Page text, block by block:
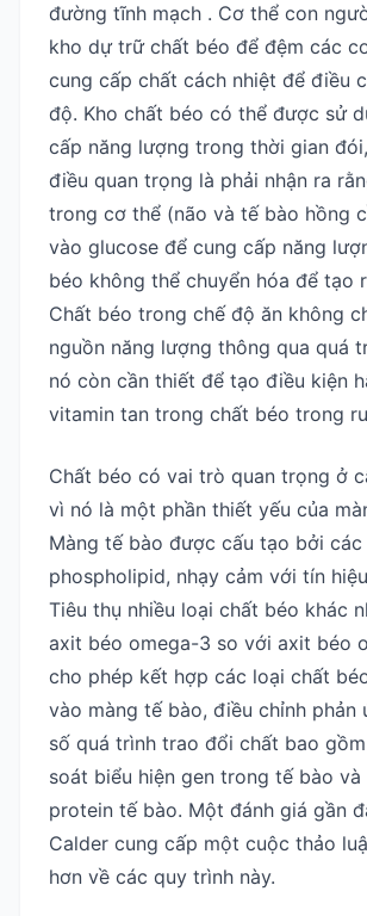
đường tĩnh mạch . Cơ thể con
kho dự trữ chất béo để đệm các
cung cấp chất cách nhiệt để điều
độ. Kho chất béo có thể được sử
cấp năng lượng trong thời gian
điều quan trọng là phải nhận ra
trong cơ thể (não và tế bào hồng
vào glucose để cung cấp năng
béo không thể chuyển hóa để tạo
Chất béo trong chế độ ăn không
nguồn năng lượng thông qua quá
nó còn cần thiết để tạo điều kiện
vitamin tan trong chất béo trong
Chất béo có vai trò quan trọng ở
vì nó là một phần thiết yếu của
Màng tế bào được cấu tạo bởi các
phospholipid, nhạy cảm với tín
Tiêu thụ nhiều loại chất béo khác
axit béo omega-3 so với axit béo
cho phép kết hợp các loại chất
vào màng tế bào, điều chỉnh phản
số quá trình trao đổi chất bao
soát biểu hiện gen trong tế bào và
protein tế bào. Một đánh giá gần
Calder cung cấp một cuộc thảo
hơn về các quy trình này.